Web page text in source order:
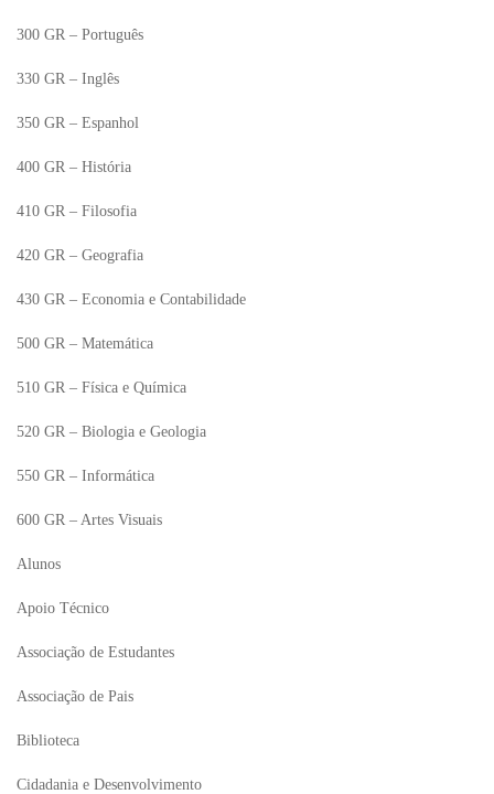
300 GR – Português
330 GR – Inglês
350 GR – Espanhol
400 GR – História
410 GR – Filosofia
420 GR – Geografia
430 GR – Economia e Contabilidade
500 GR – Matemática
510 GR – Física e Química
520 GR – Biologia e Geologia
550 GR – Informática
600 GR – Artes Visuais
Alunos
Apoio Técnico
Associação de Estudantes
Associação de Pais
Biblioteca
Cidadania e Desenvolvimento